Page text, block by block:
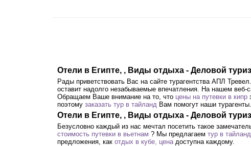
Отели в Египте, , Виды отдыха - Деловой
Рады приветствовать Вас на сайте турагентства АПЛ
оставит надолго незабываемые впечатления. На нашем
Обращаем Ваше внимание на то, что цены на путевки в кипр
поэтому заказать тур в тайланд Вам помогут наши турагенты.
Отели в Египте, , Виды отдыха - Деловой
Безусловно каждый из нас мечтал посетить такое
стоимость путевки в вьетнам ? Мы предлагаем тур в
предложения, как отдых в кубе, ценадоступна каждому.